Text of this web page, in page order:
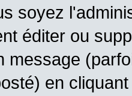
soyez
éditer ou
message
en